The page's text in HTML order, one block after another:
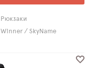
Рюкзаки
Winner / SkyName